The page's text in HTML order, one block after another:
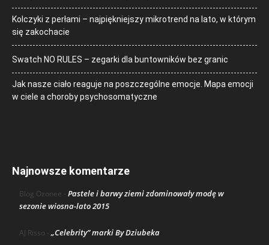
Kolczyki z perłami – najpiękniejszy mikrotrend na lato, w którym
się zakochacie
Swatch NO RULES – zegarki dla buntowników bez granic
Jak nasze ciało reaguje na poszczególne emocje. Mapa emocji
w ciele a choroby psychosomatyczne
Najnowsze komentarze
Blog Ozonee - Pastele i barwy ziemi zdominowały modę w
sezonie wiosna-lato 2015
AJ Risso - „Celebrity” marki By Dziubeka